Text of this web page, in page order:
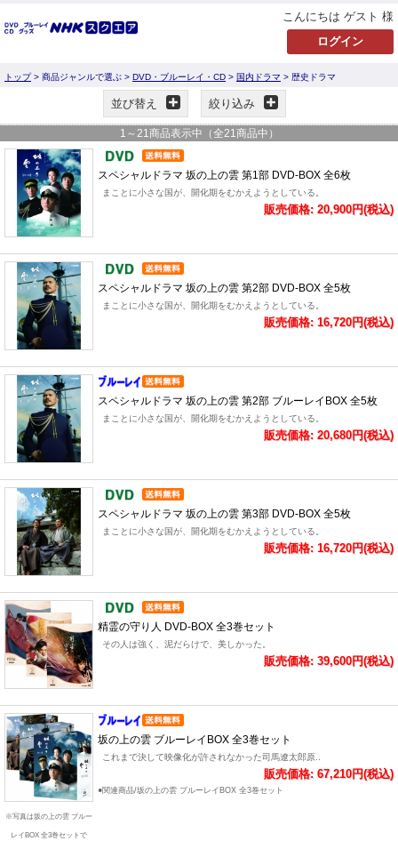
こんにちは ゲスト 様
トップ> 商品ジャンルで選ぶ > DVD・ブルーレイ・CD > 国内ドラマ > 歴史ドラマ
並び替え 絞り込み
1 ～ 21 商品表示中（全21 商品中）
スペシャルドラマ 坂の上の雲 第1部 DVD-BOX 全6枚
まことに小さな国が、開化期をむかえようとしている。
販売価格: 20,900円(税込)
スペシャルドラマ 坂の上の雲 第2部 DVD-BOX 全5枚
まことに小さな国が、開化期をむかえようとしている。
販売価格: 16,720円(税込)
スペシャルドラマ 坂の上の雲 第2部 ブルーレイBOX 全5枚
まことに小さな国が、開化期をむかえようとしている。
販売価格: 20,680円(税込)
スペシャルドラマ 坂の上の雲 第3部 DVD-BOX 全5枚
まことに小さな国が、開化期をむかえようとしている。
販売価格: 16,720円(税込)
精霊の守り人 DVD-BOX 全3巻セット
その人は強く、泥だらけで、美しかった。
販売価格: 39,600円(税込)
※写真は坂の上の雲 ブルー
レイBOX 全3巻セットで
坂の上の雲 ブルーレイBOX 全3巻セット
これまで決して映像化が許されなかった司馬遼太郎原..
販売価格: 67,210円(税込)
●関連商品/坂の上の雲 ブルーレイBOX 全3巻セット